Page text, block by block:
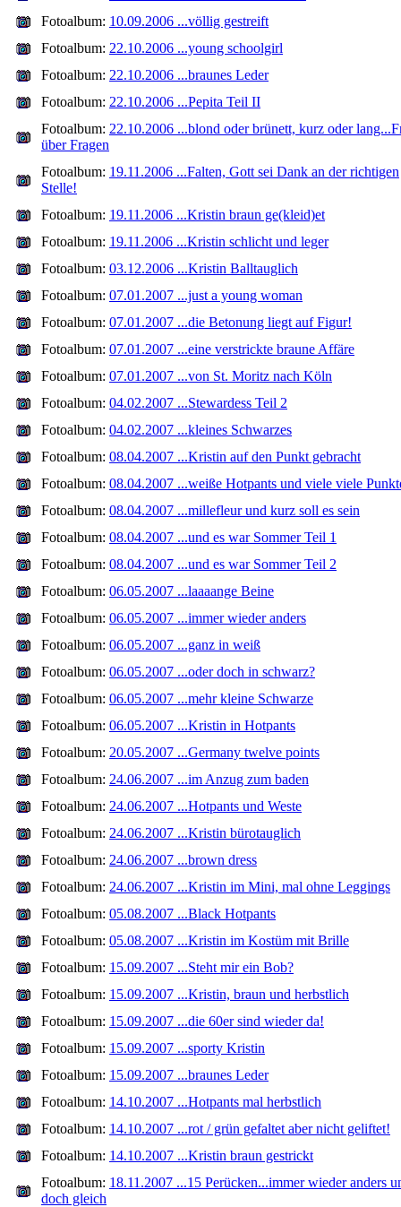
Fotoalbum: 10.09.2006 ...völlig gestreift
Fotoalbum: 22.10.2006 ...young schoolgirl
Fotoalbum: 22.10.2006 ...braunes Leder
Fotoalbum: 22.10.2006 ...Pepita Teil II
Fotoalbum: 22.10.2006 ...blond oder brünett, kurz oder
über Fragen
Fotoalbum: 19.11.2006 ...Falten, Gott sei Dank an der richtigen
Stelle!
Fotoalbum: 19.11.2006 ...Kristin braun ge(kleid)et
Fotoalbum: 19.11.2006 ...Kristin schlicht und leger
Fotoalbum: 03.12.2006 ...Kristin Balltauglich
Fotoalbum: 07.01.2007 ...just a young woman
Fotoalbum: 07.01.2007 ...die Betonung liegt auf Figur!
Fotoalbum: 07.01.2007 ...eine verstrickte braune Affäre
Fotoalbum: 07.01.2007 ...von St. Moritz nach Köln
Fotoalbum: 04.02.2007 ...Stewardess Teil 2
Fotoalbum: 04.02.2007 ...kleines Schwarzes
Fotoalbum: 08.04.2007 ...Kristin auf den Punkt gebracht
Fotoalbum: 08.04.2007 ...weiße Hotpants und viele viele
Fotoalbum: 08.04.2007 ...millefleur und kurz soll es sein
Fotoalbum: 08.04.2007 ...und es war Sommer Teil 1
Fotoalbum: 08.04.2007 ...und es war Sommer Teil 2
Fotoalbum: 06.05.2007 ...laaaange Beine
Fotoalbum: 06.05.2007 ...immer wieder anders
Fotoalbum: 06.05.2007 ...ganz in weiß
Fotoalbum: 06.05.2007 ...oder doch in schwarz?
Fotoalbum: 06.05.2007 ...mehr kleine Schwarze
Fotoalbum: 06.05.2007 ...Kristin in Hotpants
Fotoalbum: 20.05.2007 ...Germany twelve points
Fotoalbum: 24.06.2007 ...im Anzug zum baden
Fotoalbum: 24.06.2007 ...Hotpants und Weste
Fotoalbum: 24.06.2007 ...Kristin bürotauglich
Fotoalbum: 24.06.2007 ...brown dress
Fotoalbum: 24.06.2007 ...Kristin im Mini, mal ohne Leggings
Fotoalbum: 05.08.2007 ...Black Hotpants
Fotoalbum: 05.08.2007 ...Kristin im Kostüm mit Brille
Fotoalbum: 15.09.2007 ...Steht mir ein Bob?
Fotoalbum: 15.09.2007 ...Kristin, braun und herbstlich
Fotoalbum: 15.09.2007 ...die 60er sind wieder da!
Fotoalbum: 15.09.2007 ...sporty Kristin
Fotoalbum: 15.09.2007 ...braunes Leder
Fotoalbum: 14.10.2007 ...Hotpants mal herbstlich
Fotoalbum: 14.10.2007 ...rot / grün gefaltet aber nicht geliftet!
Fotoalbum: 14.10.2007 ...Kristin braun gestrickt
Fotoalbum: 18.11.2007 ...15 Perücken...immer wieder anders
doch gleich